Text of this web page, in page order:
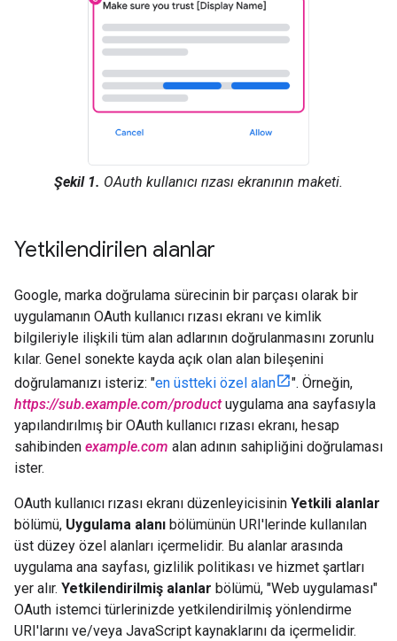
Şekil 1. OAuth kullanıcı rızası ekranının maketi.
Yetkilendirilen alanlar
Google, marka doğrulama sürecinin bir parçası olarak bir
uygulamanın OAuth kullanıcı rızası ekranı ve kimlik
bilgileriyle ilişkili tüm alan adlarının doğrulanmasını zorunlu
kılar. Genel sonekte kayda açık olan alan bileşenini
doğrulamanızı isteriz: "en üstteki özel alan
". Örneğin,
https://sub.example.com/productuygulama ana sayfasıyla
yapılandırılmış bir OAuth kullanıcı rızası ekranı, hesap
sahibinden example.com alan adının sahipliğini doğrulaması
ister.
OAuth kullanıcı rızası ekranı düzenleyicisinin Yetkili alanlar
bölümü, Uygulama alanı bölümünün URI'lerinde kullanılan
üst düzey özel alanları içermelidir. Bu alanlar arasında
uygulama ana sayfası, gizlilik politikası ve hizmet şartları
yer alır. Yetkilendirilmiş alanlar bölümü, "Web uygulaması"
OAuth istemci türlerinizde yetkilendirilmiş yönlendirme
URI'larını ve/veya JavaScript kaynaklarını da içermelidir.